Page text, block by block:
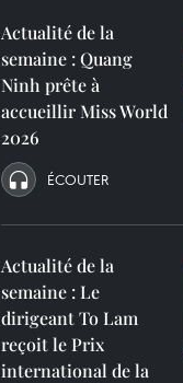
Actualité de la
semaine : Quang
Ninh prête à
accueillir Miss World
2026
ÉCOUTER
Actualité de la
semaine : Le
dirigeant To Lam
reçoit le Prix
international de la